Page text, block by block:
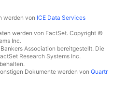
werden von ICE Data Services
werden von FactSet. Copyright ©
Inc.
Association bereitgestellt. Die
Research Systems Inc.
Dokumente werden von Quartr